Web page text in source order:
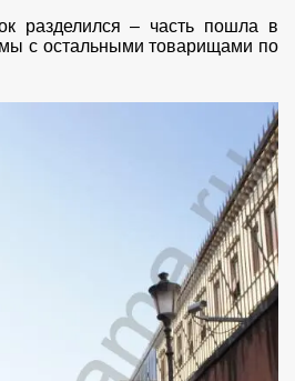
разделился – часть пошла в
мы с остальными товарищами по